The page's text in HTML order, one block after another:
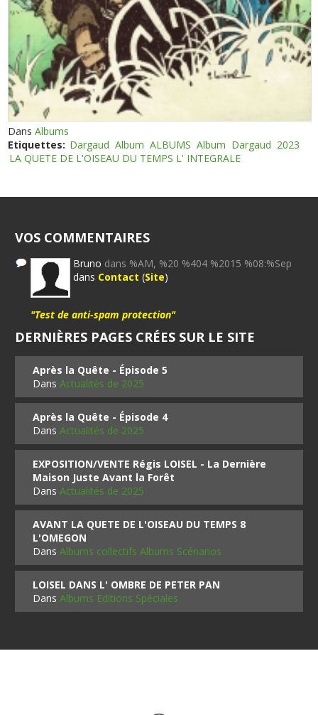
DansAlbums
Etiquettes: Dargaud Album ALBUMS Album Dargaud 2023
LA QUETE DE L'OISEAU DU TEMPS L' INTEGRALE
VOS COMMENTAIRES
Bruno dans %AM, %20 %404 %2015 %08:%Sep
dans Contact (Site)
"Test de anti-spam protection"
DERNIÈRES PAGES CRÉES SUR LE SITE
Après la Quête - Épisode 5
DansActualités de 2025
Après la Quête - Épisode 4
DansActualités de 2025
EXPOSITION/VENTE Régis LOISEL - La Dernière
Maison Juste Avant la Forêt
DansActualités de 2025
AVANT LA QUETE DE L'OISEAU DU TEMPS 8
L'OMEGON
DansAlbums collectifs Albums Scénarios
LOISEL DANS L' OMBRE DE PETER PAN
DansAlbums Editions Spéciales